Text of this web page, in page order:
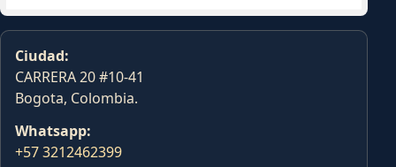
Ciudad:
CARRERA 20 #10-41
Bogota, Colombia.
Whatsapp:
+57 3212462399